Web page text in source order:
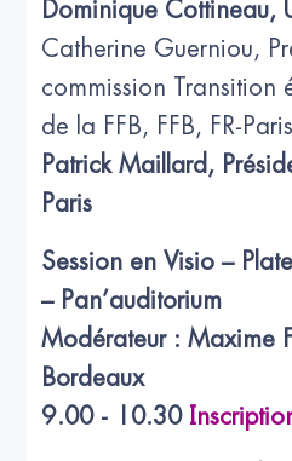
Dominique Cottineau,
Catherine Guerniou,
commission Transition
de la FFB, FFB, FR-
Patrick Maillard,
Paris
Session en Visio –
– Pan’auditorium
Modérateur : Maxime
Bordeaux
9.00 - 10.30